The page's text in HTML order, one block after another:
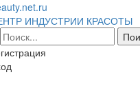
ИНДУСТРИИ КРАСОТЫ